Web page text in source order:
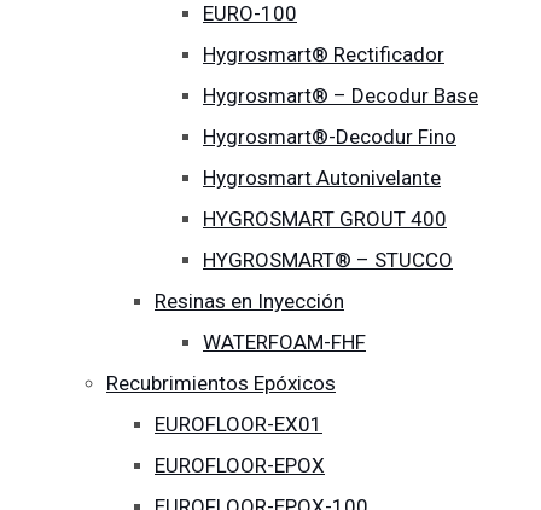
EURO-100
Hygrosmart® Rectificador
Hygrosmart® – Decodur Base
Hygrosmart®-Decodur Fino
Hygrosmart Autonivelante
HYGROSMART GROUT 400
HYGROSMART® – STUCCO
Resinas en Inyección
WATERFOAM-FHF
Recubrimientos Epóxicos
EUROFLOOR-EX01
EUROFLOOR-EPOX